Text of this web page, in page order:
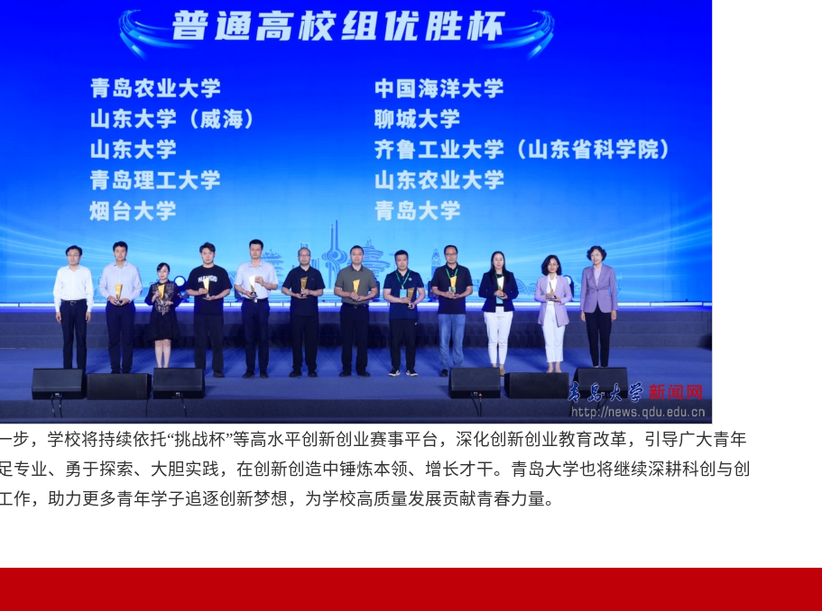
步，学校将持续依托“挑战杯”等高水平创新创业赛事平台，深化创新创业教育改革，引导广大青年
专业、勇于探索、大胆实践，在创新创造中锤炼本领、增长才干。青岛大学也将继续深耕科创与创
作，助力更多青年学子追逐创新梦想，为学校高质量发展贡献青春力量。